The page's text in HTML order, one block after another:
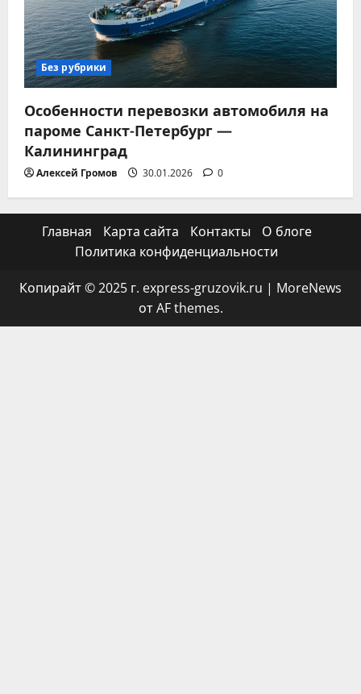
Без рубрики
Особенности перевозки автомобиля на
пароме Санкт-Петербург —
Калининград
Алексей Громов 30.01.2026 0
Главная Карта сайта Контакты
О блоге
Политика конфиденциальности
Копирайт © 2025 г. express-gruzovik.ru | MoreNews
от AF themes.